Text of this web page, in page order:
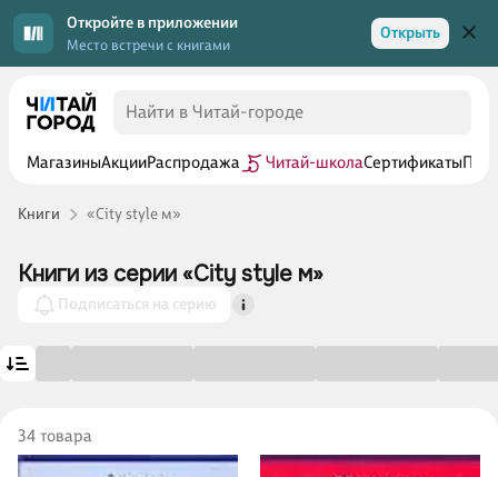
Откройте в приложении
Место встречи с книгами
Открыть
МагазиныАкцииРаспродажа Читай-школаСертификаты
Книги «City style м»
Книги из серии «City style м»
Подписаться на серию
34 товара